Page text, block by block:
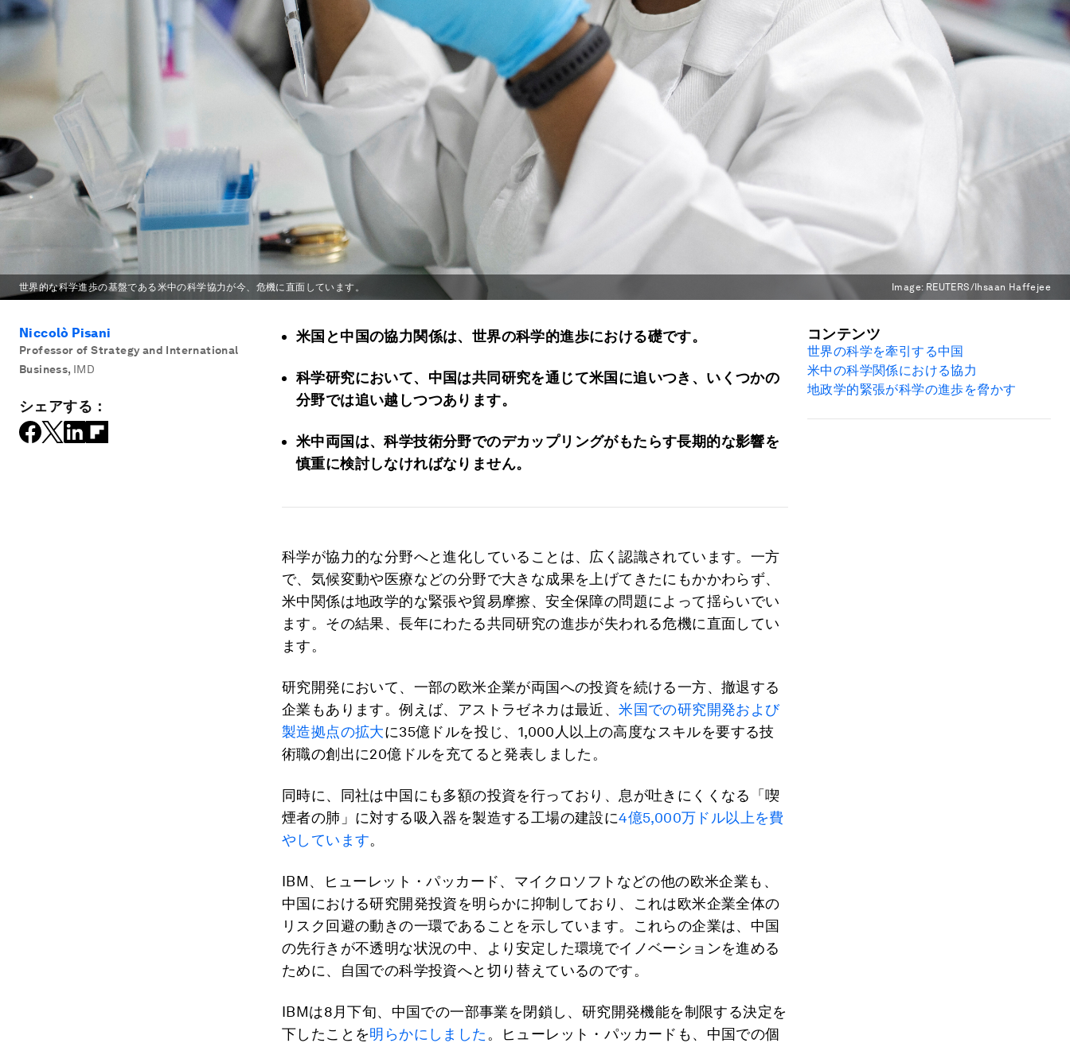
世界的な科学進歩の基盤である米中の科学協力が今、危機に直面しています。 Image: REUTERS/Ihsaan Haffejee
Niccolò Pisani
Professor of Strategy and International
Business, IMD
シェアする：
米国と中国の協力関係は、世界の科学的進歩における礎です。
科学研究において、中国は共同研究を通じて米国に追いつき、いくつかの
分野では追い越しつつあります。
米中両国は、科学技術分野でのデカップリングがもたらす長期的な影響を
慎重に検討しなければなりません。
科学が協力的な分野へと進化していることは、広く認識されています。一方
で、気候変動や医療などの分野で大きな成果を上げてきたにもかかわらず、
米中関係は地政学的な緊張や貿易摩擦、安全保障の問題によって揺らいでい
ます。その結果、長年にわたる共同研究の進歩が失われる危機に直面してい
ます。
研究開発において、一部の欧米企業が両国への投資を続ける一方、撤退する
企業もあります。例えば、アストラゼネカは最近、米国での研究開発および
製造拠点の拡大に35億ドルを投じ、1,000人以上の高度なスキルを要する技
術職の創出に20億ドルを充てると発表しました。
同時に、同社は中国にも多額の投資を行っており、息が吐きにくくなる「喫
煙者の肺」に対する吸入器を製造する工場の建設に4億5,000万ドル以上を費
やしています。
IBM、ヒューレット・パッカード、マイクロソフトなどの他の欧米企業も、
中国における研究開発投資を明らかに抑制しており、これは欧米企業全体の
リスク回避の動きの一環であることを示しています。これらの企業は、中国
の先行きが不透明な状況の中、より安定した環境でイノベーションを進める
ために、自国での科学投資へと切り替えているのです。
IBMは8月下旬、中国での一部事業を閉鎖し、研究開発機能を制限する決定を
下したことを明らかにしました 。ヒューレット・パッカードも、中国での個
コンテンツ
世界の科学を牽引する中国
米中の科学関係における協力
地政学的緊張が科学の進歩を脅かす